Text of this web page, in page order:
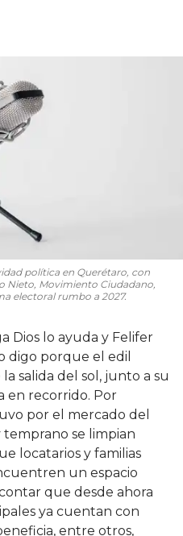
política en Querétaro, con
Nieto, Movimiento Ciudadano,
electoral rumbo a 2027.
Dios lo ayuda y Felifer
digo porque el edil
salida del sol, junto a su
en recorrido. Por
por el mercado del
se limpian
locatarios y familias
un espacio
que desde ahora
ya cuentan con
entre otros,